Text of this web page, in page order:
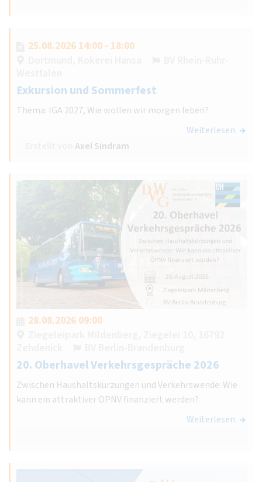
25.08.2026 14:00 - 18:00
Exkursion und Sommerfest
Thema: IGA 2027, Wie wollen wir morgen leben?
Weiterlesen
Axel Sindram
28.08.2026 09:00
20. Oberhavel Verkehrsgespräche 2026
Zwischen Haushaltskürzungen und Verkehrswende: Wie
kann ein attraktiver ÖPNV finanziert werden?
Weiterlesen